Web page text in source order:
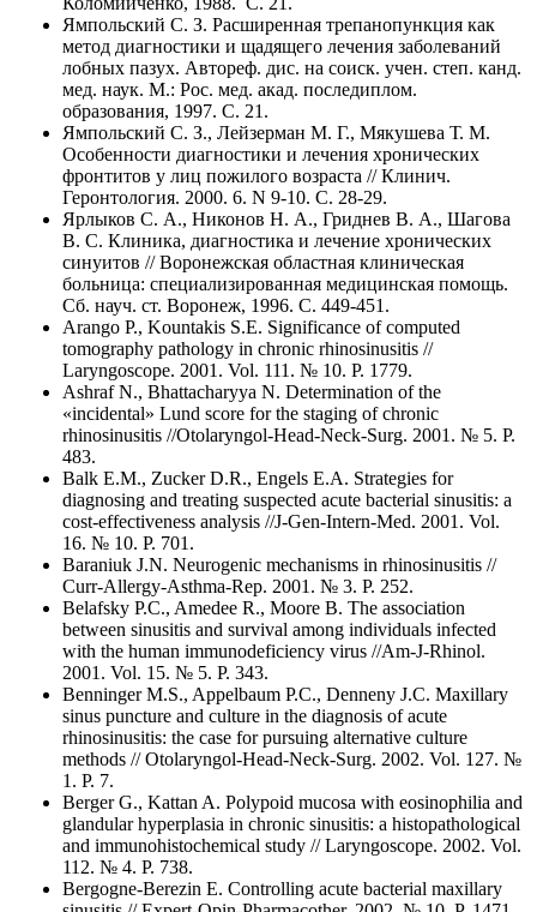
Ямпольский С. З. Расширенная трепанопункция как
метод диагностики и щадящего лечения заболеваний
лобных пазух. Автореф. дис. на соиск. учен. степ. канд.
мед. наук. М.: Рос. мед. акад. последиплом.
образования, 1997. C. 21.
Ямпольский С. З., Лейзерман М. Г., Мякушева Т. М.
Особенности диагностики и лечения хронических
фронтитов у лиц пожилого возраста // Клинич.
Геронтология. 2000. 6. N 9-10. C. 28-29.
Ярлыков С. А., Никонов Н. А., Гриднев В. А., Шагова
В. С. Клиника, диагностика и лечение хронических
синуитов // Воронежская областная клиническая
больница: специализированная медицинская помощь.
Сб. науч. ст. Воронеж, 1996. C. 449-451.
Arango P., Kountakis S.E. Significance of computed
tomography pathology in chronic rhinosinusitis //
Laryngoscope. 2001. Vol. 111. № 10. P. 1779.
Ashraf N., Bhattacharyya N. Determination of the
«incidental» Lund score for the staging of chronic
rhinosinusitis //Otolaryngol-Head-Neck-Surg. 2001. № 5. P.
483.
Balk E.M., Zucker D.R., Engels E.A. Strategies for
diagnosing and treating suspected acute bacterial sinusitis: a
cost-effectiveness analysis //J-Gen-Intern-Med. 2001. Vol.
16. № 10. Р. 701.
Baraniuk J.N. Neurogenic mechanisms in rhinosinusitis //
Curr-Allergy-Asthma-Rep. 2001. № 3. Р. 252.
Belafsky P.C., Amedee R., Moore B. The association
between sinusitis and survival among individuals infected
with the human immunodeficiency virus //Am-J-Rhinol.
2001. Vol. 15. № 5. Р. 343.
Benninger M.S., Appelbaum P.C., Denneny J.C. Maxillary
sinus puncture and culture in the diagnosis of acute
rhinosinusitis: the case for pursuing alternative culture
methods // Otolaryngol-Head-Neck-Surg. 2002. Vol. 127. №
1. Р. 7.
Berger G., Kattan A. Polypoid mucosa with eosinophilia and
glandular hyperplasia in chronic sinusitis: a histopathological
and immunohistochemical study // Laryngoscope. 2002. Vol.
112. № 4. Р. 738.
Bergogne-Berezin E. Controlling acute bacterial maxillary